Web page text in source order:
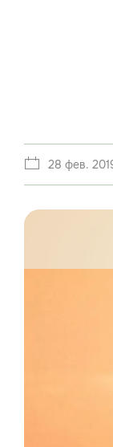
28 фев.